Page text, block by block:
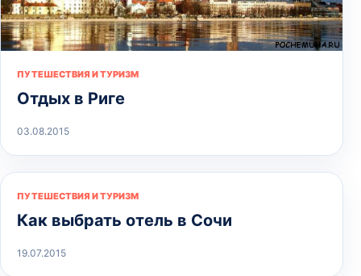
ПУТЕШЕСТВИЯ И ТУРИЗМ
Отдых в Риге
03.08.2015
ПУТЕШЕСТВИЯ И ТУРИЗМ
Как выбрать отель в Сочи
19.07.2015